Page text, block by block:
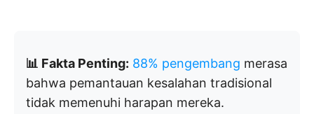
📊 Fakta Penting: 88% pengembang merasa
bahwa pemantauan kesalahan tradisional
tidak memenuhi harapan mereka.